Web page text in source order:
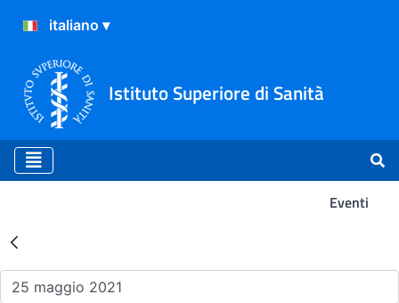
Istituto Superiore di Sanità
Eventi
Risultati della Ricerca -